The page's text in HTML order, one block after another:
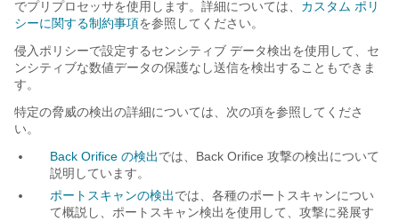
でプリプロセッサを使用します。詳細については、 カスタム ポリ
シーに関する制約事項を参照してください。
侵入ポリシーで設定するセンシティブ データ検出を使用して、セ
ンシティブな数値データの保護なし送信を検出することもできま
す。
特定の脅威の検出の詳細については、次の項を参照してくださ
い。
Back Orifice の検出では、Back Orifice 攻撃の検出について
説明しています。
ポートスキャンの検出では、各種のポートスキャンについ
て概説し、ポートスキャン検出を使用して、攻撃に発展す